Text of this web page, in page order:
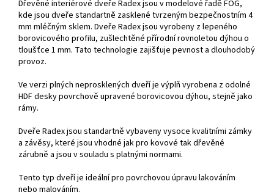
Dřevěné interiérové dveře Radex jsou v modelové řadě FOG,
kde jsou dveře standartně zasklené tvrzeným bezpečnostním 4
mm mléčným sklem. Dveře Radex jsou vyrobeny z lepeného
borovicového profilu, zušlechtěné přírodní rovnoletou dýhou o
tloušťce 1 mm. Tato technologie zajišťuje pevnost a dlouhodobý
provoz.
Ve verzi plných neprosklených dveří je výplň vyrobena z odolné
HDF desky povrchově upravené borovicovou dýhou, stejně jako
rámy.
Dveře Radex jsou standartně vybaveny vysoce kvalitními zámky
a závěsy, které jsou vhodné jak pro kovové tak dřevěné
zárubně a jsou v souladu s platnými normami.
Tento typ dveří je ideální pro povrchovou úpravu lakováním
nebo malováním.